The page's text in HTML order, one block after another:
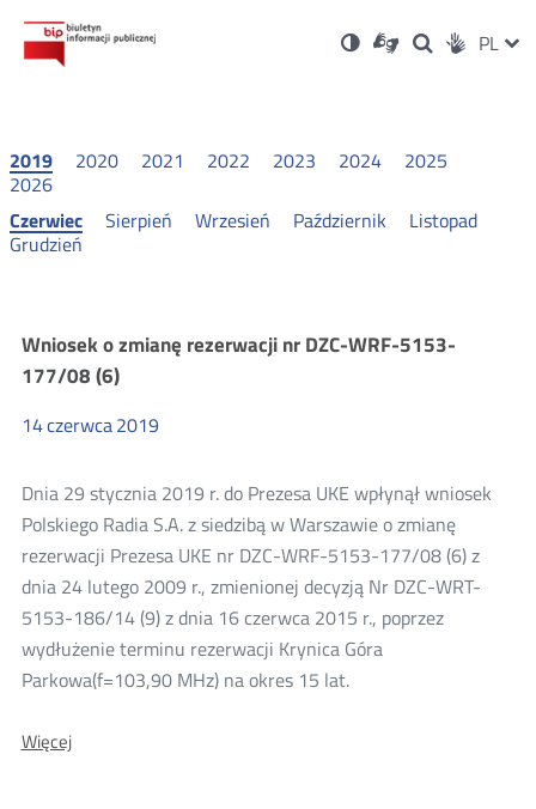
Ustawienia
Wersja
kontrastowa
Dla
niesłyszących
OtwórzOtwórz
w
Otwórz
w
Social PL
2019 2020 2021 2022 2023 2024
2025
2026
Czerwiec
Sierpień Wrzesień Październik
Listopad
Grudzień
Wnioski
o
rezerwacji
2019
Wniosek o zmianę rezerwacji nr DZC-WRF-5153-
177/08 (6)
14czerwca2019
Dnia 29 stycznia 2019 r. do Prezesa UKE wpłynął wniosek
Polskiego Radia S.A. z siedzibą w Warszawie o zmianę
rezerwacji Prezesa UKE nr DZC-WRF-5153-177/08 (6) z
dnia 24 lutego 2009 r., zmienionej decyzją Nr DZC-WRT-
5153-186/14 (9) z dnia 16 czerwca 2015 r., poprzez
wydłużenie terminu rezerwacji Krynica Góra
Parkowa(f=103,90 MHz) na okres 15 lat.
WięcejO: